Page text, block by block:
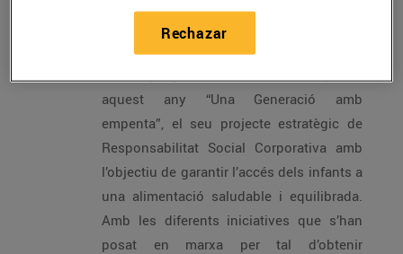
de 115 escoles públiques i concertades
de Catalunya
aquest any “Una Generació amb
empenta”, el seu projecte estratègic de
Responsabilitat Social Corporativa amb
l’objectiu de garantir l’accés dels infants a
una alimentació saludable i equilibrada.
Amb les diferents iniciatives que s’han
posat en marxa per tal d’obtenir
Rechazar